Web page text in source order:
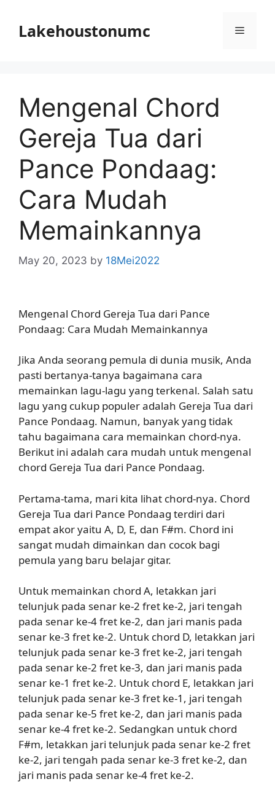
contentLakehoustonumc Menu
Mengenal Chord
Gereja Tua dari
Pance Pondaag:
Cara Mudah
Memainkannya
May 20, 2023 by 18Mei2022
Mengenal Chord Gereja Tua dari Pance
Pondaag: Cara Mudah Memainkannya
Jika Anda seorang pemula di dunia musik, Anda
pasti bertanya-tanya bagaimana cara
memainkan lagu-lagu yang terkenal. Salah satu
lagu yang cukup populer adalah Gereja Tua dari
Pance Pondaag. Namun, banyak yang tidak
tahu bagaimana cara memainkan chord-nya.
Berikut ini adalah cara mudah untuk mengenal
chord Gereja Tua dari Pance Pondaag.
Pertama-tama, mari kita lihat chord-nya. Chord
Gereja Tua dari Pance Pondaag terdiri dari
empat akor yaitu A, D, E, dan F#m. Chord ini
sangat mudah dimainkan dan cocok bagi
pemula yang baru belajar gitar.
Untuk memainkan chord A, letakkan jari
telunjuk pada senar ke-2 fret ke-2, jari tengah
pada senar ke-4 fret ke-2, dan jari manis pada
senar ke-3 fret ke-2. Untuk chord D, letakkan jari
telunjuk pada senar ke-3 fret ke-2, jari tengah
pada senar ke-2 fret ke-3, dan jari manis pada
senar ke-1 fret ke-2. Untuk chord E, letakkan jari
telunjuk pada senar ke-3 fret ke-1, jari tengah
pada senar ke-5 fret ke-2, dan jari manis pada
senar ke-4 fret ke-2. Sedangkan untuk chord
F#m, letakkan jari telunjuk pada senar ke-2 fret
ke-2, jari tengah pada senar ke-3 fret ke-2, dan
jari manis pada senar ke-4 fret ke-2.